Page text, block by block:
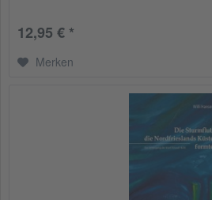
12,95 € *
Merken